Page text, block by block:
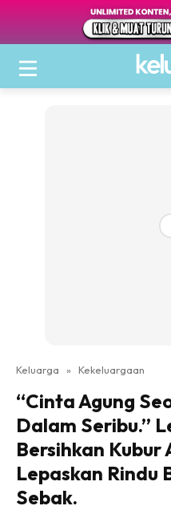
Keluarga » Kekeluargaan
“Cinta Agung
Dalam Seribu.”
Bersihkan
Lepaskan Rindu
Sebak.